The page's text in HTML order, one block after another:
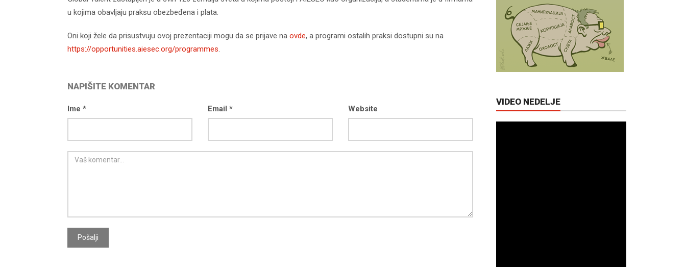
u kojima obavljaju praksu obezbeđena i plata.
Oni koji žele da prisustvuju ovoj prezentaciji mogu da se prijave na ovde, a programi ostalih praksi dostupni su na
https://opportunities.aiesec.org/programmes.
NAPIŠITE KOMENTAR
Ime * Email * Website
Pošalji
VIDEO NEDELJE